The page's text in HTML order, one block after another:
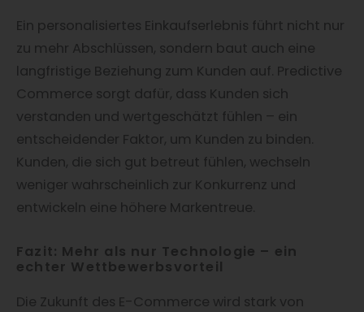
Ein personalisiertes Einkaufserlebnis führt nicht nur
zu mehr Abschlüssen, sondern baut auch eine
langfristige Beziehung zum Kunden auf. Predictive
Commerce sorgt dafür, dass Kunden sich
verstanden und wertgeschätzt fühlen – ein
entscheidender Faktor, um Kunden zu binden.
Kunden, die sich gut betreut fühlen, wechseln
weniger wahrscheinlich zur Konkurrenz und
entwickeln eine höhere Markentreue.
Fazit: Mehr als nur Technologie – ein
echter Wettbewerbsvorteil
Die Zukunft des E-Commerce wird stark von